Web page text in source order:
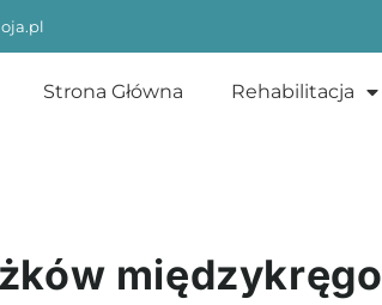
Strona Główna Rehabilitacja